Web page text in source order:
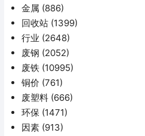
金属 (886)
回收站 (1399)
行业 (2648)
废钢 (2052)
废铁 (10995)
铜价 (761)
废塑料 (666)
环保 (1471)
因素 (913)